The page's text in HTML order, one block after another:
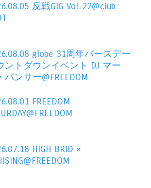
反戦GIG VoL.22@club
globe 31周年バースデー
ントダウンイベント DJ マー
パンサー@FREEDOM
FREEDOM
HIGH BRID ×